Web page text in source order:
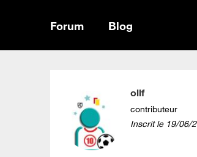
Forum Blog
ollf
contributeur
Inscrit le ‎19/06/